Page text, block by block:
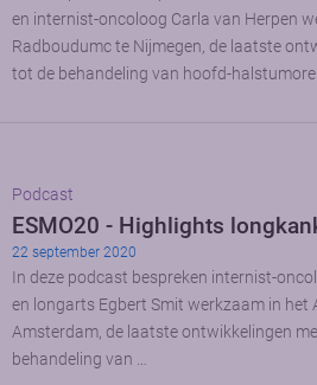
en internist-oncoloog Carla van Herpen
Radboudumc te Nijmegen, de laatste
tot de behandeling van hoofd-
Podcast
ESMO20 - Highlights
22 september 2020
In deze podcast bespreken internist-
en longarts Egbert Smit werkzaam in het
Amsterdam, de laatste ontwikkelingen
behandeling van …